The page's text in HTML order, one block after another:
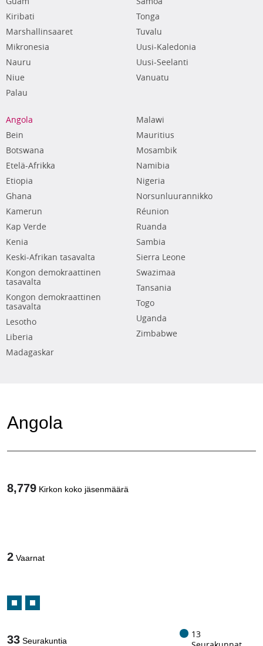
Kiribati
Marshallinsaaret
Mikronesia
Nauru
Niue
Palau
Tonga
Tuvalu
Uusi-Kaledonia
Uusi-Seelanti
Vanuatu
Angola
Bein
Botswana
Etelä-Afrikka
Etiopia
Ghana
Kamerun
Kap Verde
Kenia
Keski-Afrikan tasavalta
Kongon demokraattinen
tasavalta
Kongon demokraattinen
tasavalta
Lesotho
Liberia
Madagaskar
Malawi
Mauritius
Mosambik
Namibia
Nigeria
Norsunluurannikko
Réunion
Ruanda
Sambia
Sierra Leone
Swazimaa
Tansania
Togo
Uganda
Zimbabwe
Angola
8,779 Kirkon koko jäsenmäärä
2 Vaarnat
33 Seurakuntia
13